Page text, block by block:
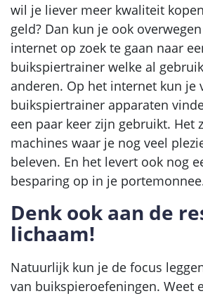
wil je liever meer kwaliteit
geld? Dan kun je ook
internet op zoek te gaan naar
buikspiertrainer welke al
anderen. Op het internet kun je
buikspiertrainer apparaten
een paar keer zijn gebruikt. Het
machines waar je nog veel
beleven. En het levert ook nog
besparing op in je
Denk ook aan de
lichaam!
Natuurlijk kun je de focus
van buikspieroefeningen. Weet